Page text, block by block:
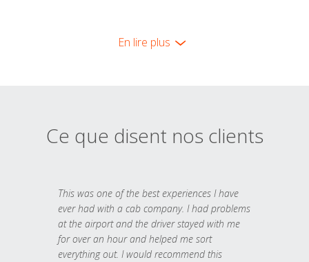
En lire plus
Ce que disent nos clients
This was one of the best experiences I have
ever had with a cab company. I had problems
at the airport and the driver stayed with me
for over an hour and helped me sort
everything out. I would recommend this